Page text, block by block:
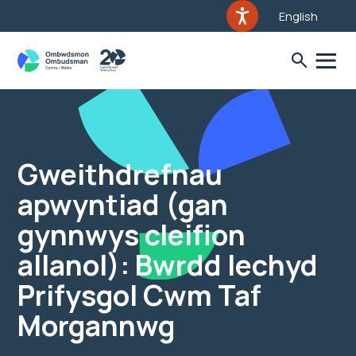
English
Gweithdrefnau
apwyntiad (gan
gynnwys cleifion
allanol): Bwrdd Iechyd
Prifysgol Cwm Taf
Morgannwg